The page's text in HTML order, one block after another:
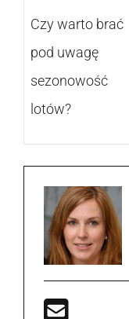
Czy warto brać
pod uwagę
sezonowość
lotów?